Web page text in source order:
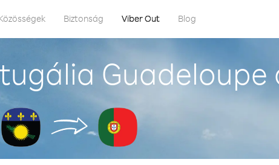
Biztonság Viber Out Blog
Guadeloupe